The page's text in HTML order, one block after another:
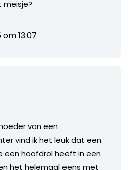
13:07
van een
vind ik het leuk dat een
een hoofdrol heeft in een
het helemaal eens met